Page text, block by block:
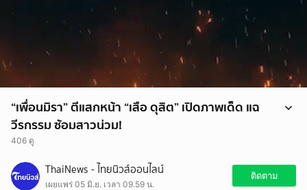
“เพื่อนมิรา” ตีแสกหน้า “เสือ ดุสิต” เปิดภาพเด็ด แฉ
วีรกรรม ซ้อมสาวน่วม!
406 ดู
“เพื่อนมิรา” ตีแสกหน้า “เสือ ดุสิต” เปิดภาพเด็ด แฉวีรกรรม ซ้อมสาวน่วม!
ThaiNews - ไทยนิวส์ออนไลน์
เผยแพร่ 05 มิ.ย. เวลา 09.59 น.
ติดตาม